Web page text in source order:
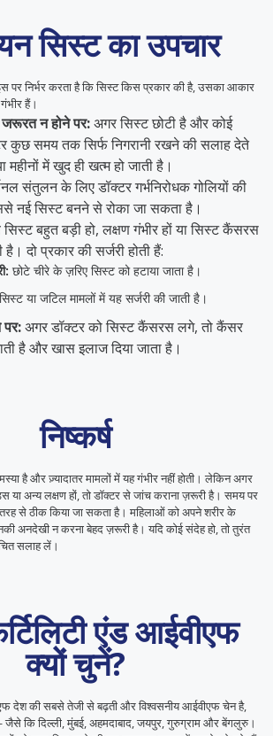
सिस्ट का उपचार
पर निर्भर करता है कि सिस्ट किस प्रकार की है, उसका आकार
हैं।
न होने पर:अगर सिस्ट छोटी है और कोई
कुछ समय तक सिर्फ निगरानी रखने की सलाह देते
में खुद ही खत्म हो जाती है।
संतुलन के लिए डॉक्टर गर्भनिरोधक गोलियों की
नई सिस्ट बनने से रोका जा सकता है।
बहुत बड़ी हो, लक्षण गंभीर हों या सिस्ट कैंसरस
है। दो प्रकार की सर्जरी होती हैं:
छोटे चीरे के ज़रिए सिस्ट को हटाया जाता है।
या जटिल मामलों में यह सर्जरी की जाती है।
पर:अगर डॉक्टर को सिस्ट कैंसरस लगे, तो कैंसर
है और खास इलाज दिया जाता है।
निष्कर्ष
है और ज़्यादातर मामलों में यह गंभीर नहीं होती। लेकिन अगर
या अन्य लक्षण हों, तो डॉक्टर से जांच कराना ज़रूरी है। समय पर
से ठीक किया जा सकता है। महिलाओं को अपने शरीर के
अनदेखी न करना बेहद ज़रूरी है। यदि कोई संदेह हो, तो तुरंत
सलाह लें।
एंड आईवीएफ
क्यों चुनें?
देश की सबसे तेजी से बढ़ती और विश्वसनीय आईवीएफ चेन है,
कि दिल्ली, मुंबई, अहमदाबाद, जयपुर, गुरुग्राम और बेंगलुरु।